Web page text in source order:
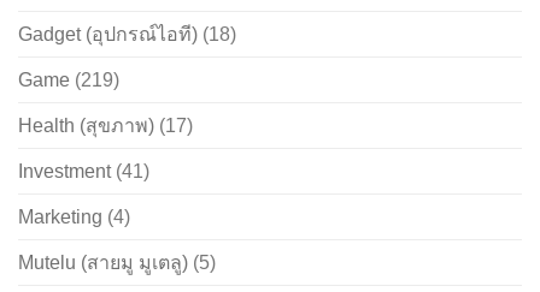
Gadget (อุปกรณ์ไอที) (18)
Game (219)
Health (สุขภาพ) (17)
Investment(41)
Marketing (4)
Mutelu (สายมู มูเตลู) (5)